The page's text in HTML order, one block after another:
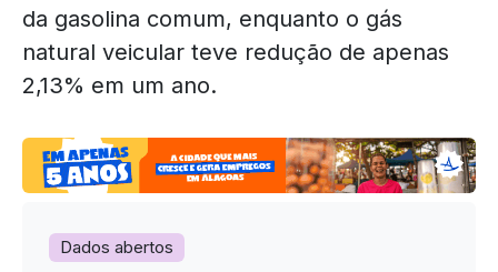
da gasolina comum, enquanto o gás
natural veicular teve redução de apenas
2,13% em um ano.
Dados abertos